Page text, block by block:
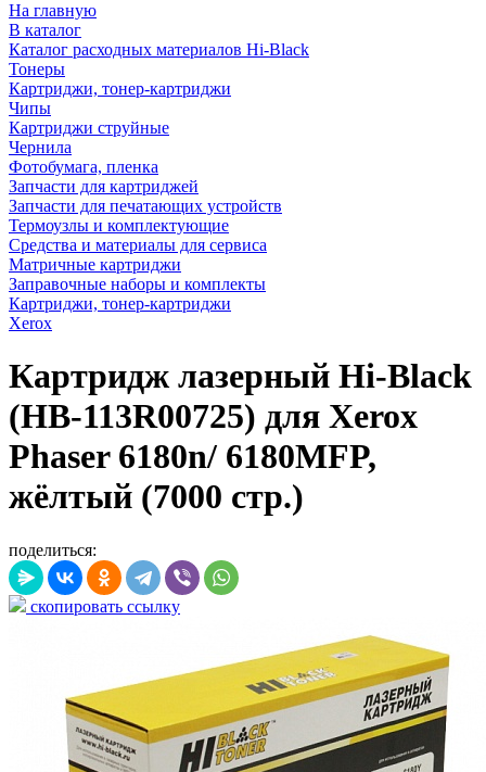
На главную
В каталог
Каталог расходных материалов Hi-Black
Тонеры
Картриджи, тонер-картриджи
Чипы
Картриджи струйные
Чернила
Фотобумага, пленка
Запчасти для картриджей
Запчасти для печатающих устройств
Термоузлы и комплектующие
Средства и материалы для сервиса
Матричные картриджи
Заправочные наборы и комплекты
Картриджи, тонер-картриджи
Xerox
Картридж лазерный Hi-Black
(HB-113R00725) для Xerox
Phaser 6180n/ 6180MFP,
жёлтый (7000 стр.)
поделиться:
скопировать ссылку